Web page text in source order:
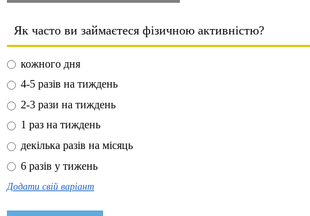
Як часто ви займаєтеся фізичною активністю?
кожного дня
4-5 разів на тиждень
2-3 рази на тиждень
1 раз на тиждень
декілька разів на місяць
6 разів у тижень
Додати свій варіант